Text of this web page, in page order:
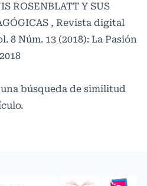
ROSENBLATT Y SUS
, Revista digital
8 Núm. 13 (2018): La Pasión
búsqueda de similitud